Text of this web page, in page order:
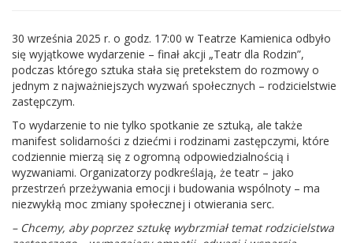
30 września 2025 r. o godz. 17:00 w Teatrze Kamienica odbyło
się wyjątkowe wydarzenie – finał akcji „Teatr dla Rodzin”,
podczas którego sztuka stała się pretekstem do rozmowy o
jednym z najważniejszych wyzwań społecznych – rodzicielstwie
zastępczym.
To wydarzenie to nie tylko spotkanie ze sztuką, ale także
manifest solidarności z dziećmi i rodzinami zastępczymi, które
codziennie mierzą się z ogromną odpowiedzialnością i
wyzwaniami. Organizatorzy podkreślają, że teatr – jako
przestrzeń przeżywania emocji i budowania wspólnoty – ma
niezwykłą moc zmiany społecznej i otwierania serc.
– Chcemy, aby poprzez sztukę wybrzmiał temat rodzicielstwa